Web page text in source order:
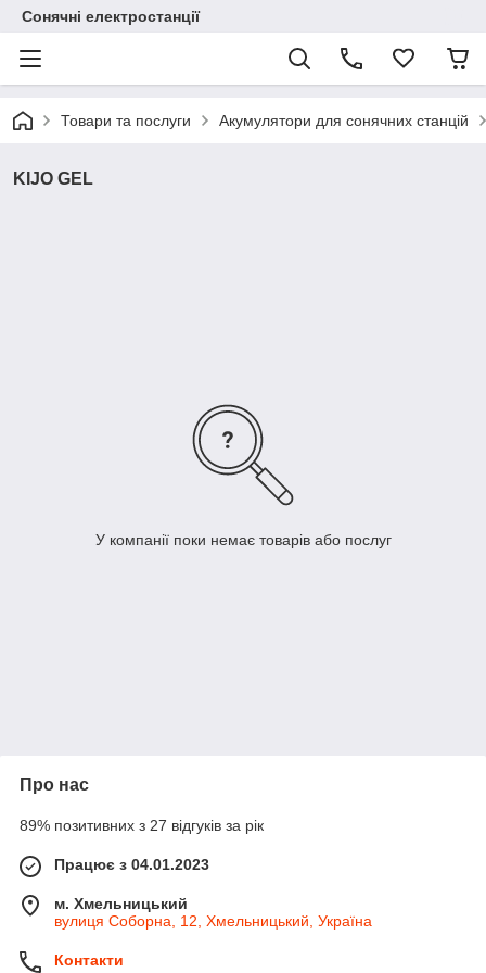
Сонячні електростанції
Товари та послуги Акумулятори для сонячних станцій
KIJO GEL
У компанії поки немає товарів або послуг
Про нас
89% позитивних з 27 відгуків за рік
Працює з 04.01.2023
м. Хмельницький
вулиця Соборна, 12, Хмельницький, Україна
Контакти